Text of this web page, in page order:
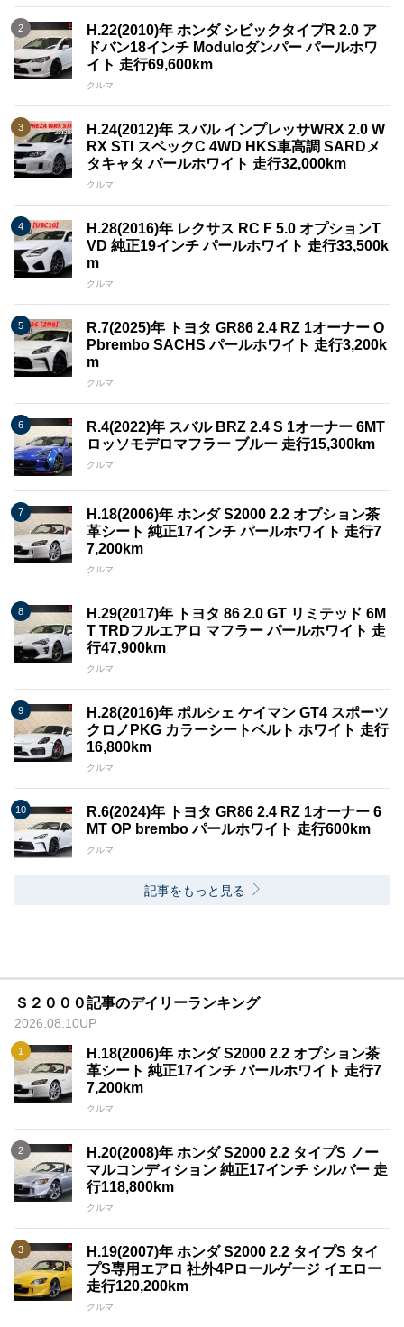
H.22(2010)年 ホンダ シビックタイプR 2.0 ア
ドバン18インチ Moduloダンパー パールホワ
イト 走行69,600km
クルマ
H.24(2012)年 スバル インプレッサWRX 2.0 W
RX STI スペックC 4WD HKS車高調 SARDメ
タキャタ パールホワイト 走行32,000km
クルマ
H.28(2016)年 レクサス RC F 5.0 オプションT
VD 純正19インチ パールホワイト 走行33,500k
m
クルマ
R.7(2025)年 トヨタ GR86 2.4 RZ 1オーナー O
Pbrembo SACHS パールホワイト 走行3,200k
m
クルマ
R.4(2022)年 スバル BRZ 2.4 S 1オーナー 6MT
ロッソモデロマフラー ブルー 走行15,300km
クルマ
H.18(2006)年 ホンダ S2000 2.2 オプション茶
革シート 純正17インチ パールホワイト 走行7
7,200km
クルマ
H.29(2017)年 トヨタ 86 2.0 GT リミテッド 6M
T TRDフルエアロ マフラー パールホワイト 走
行47,900km
クルマ
H.28(2016)年 ポルシェ ケイマン GT4 スポーツ
クロノPKG カラーシートベルト ホワイト 走行
16,800km
クルマ
R.6(2024)年 トヨタ GR86 2.4 RZ 1オーナー 6
MT OP brembo パールホワイト 走行600km
クルマ
記事をもっと見る
Ｓ２０００記事のデイリーランキング
2026.08.10UP
H.18(2006)年 ホンダ S2000 2.2 オプション茶
革シート 純正17インチ パールホワイト 走行7
7,200km
クルマ
H.20(2008)年 ホンダ S2000 2.2 タイプS ノー
マルコンディション 純正17インチ シルバー 走
行118,800km
クルマ
H.19(2007)年 ホンダ S2000 2.2 タイプS タイ
プS専用エアロ 社外4Pロールゲージ イエロー
走行120,200km
クルマ